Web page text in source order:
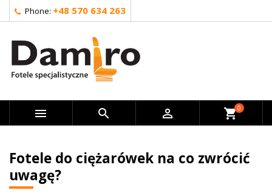
Phone: +48 570 634 263
   shopping_cart0
Fotele do ciężarówek na co zwrócić
uwagę?